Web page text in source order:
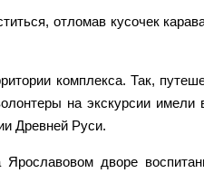
отломав кусочек
комплекса. Так,
на экскурсии
Древней Руси.
дворе